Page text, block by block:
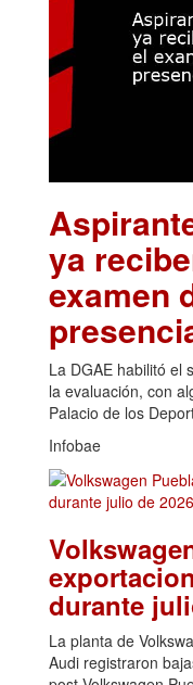
ya
examen
La DGAE habilitó el
la evaluación, con
Palacio de los
Infobae
durante
La planta de
Audi registraron